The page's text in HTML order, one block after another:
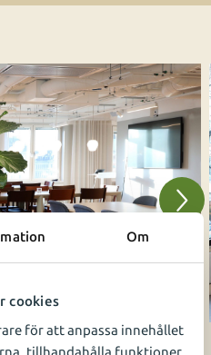
Om
cookies
för att anpassa innehållet